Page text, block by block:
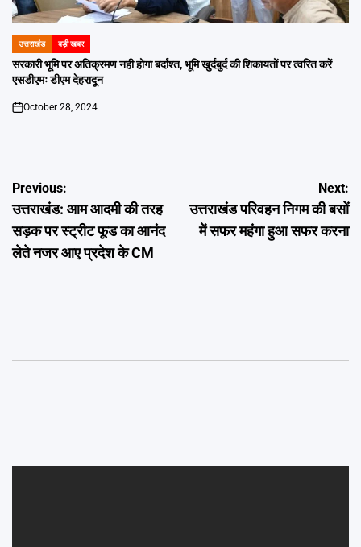
POSTED
IN
उत्तराखंड बड़ी खबर
सरकारी भूमि पर अतिक्रमण नही होगा बर्दाश्त, भूमि खुर्दबुर्द की शिकायतों पर त्वरित करें
एसडीएमः डीएम देहरादून
on
October 28, 2024
Post
navigation
Previous:
उत्तराखंड: आम आदमी की तरह
सड़क पर स्ट्रीट फूड का आनंद
लेते नजर आए प्रदेश के CM
Next:
उत्तराखंड परिवहन निगम की बसों
में सफर महंगा हुआ सफर करना